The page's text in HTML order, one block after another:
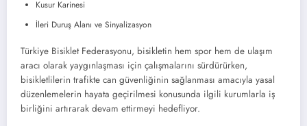
Kusur Karinesi
İleri Duruş Alanı ve Sinyalizasyon
Türkiye Bisiklet Federasyonu, bisikletin hem spor hem de ulaşım
aracı olarak yaygınlaşması için çalışmalarını sürdürürken,
bisikletlilerin trafikte can güvenliğinin sağlanması amacıyla yasal
düzenlemelerin hayata geçirilmesi konusunda ilgili kurumlarla iş
birliğini artırarak devam ettirmeyi hedefliyor.